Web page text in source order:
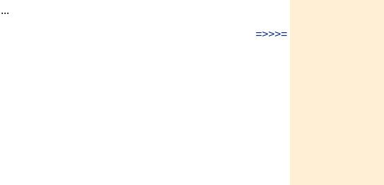
...
=>>>=